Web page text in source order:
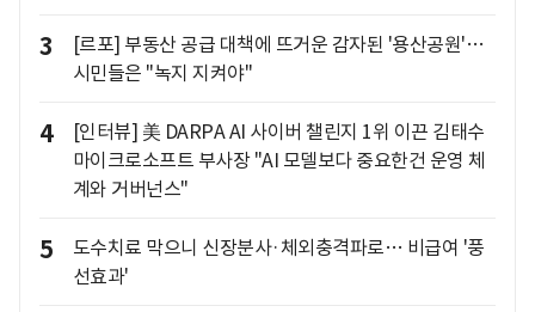
3
[르포] 부동산 공급 대책에 뜨거운 감자된 '용산공원'…
시민들은 "녹지 지켜야"
4
[인터뷰] 美 DARPA AI 사이버 챌린지 1위 이끈 김태수
마이크로소프트 부사장 "AI 모델보다 중요한건 운영 체
계와 거버넌스"
5
도수치료 막으니 신장분사·체외충격파로… 비급여 '풍
선효과'